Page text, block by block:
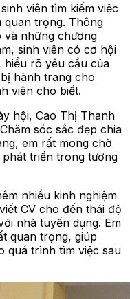
viên tìm kiếm việc
quan trọng. Thông
và những chương
sinh viên có cơ hội
hiểu rõ yêu cầu của
hành trang cho
viên cho biết.
hội, Cao Thị Thanh
sóc sắc đẹp chia
em rất mong chờ
triển trong tương
nhiều kinh nghiệm
CV cho đến thái độ
nhà tuyển dụng. Em
quan trọng, giúp
quá trình tìm việc sau